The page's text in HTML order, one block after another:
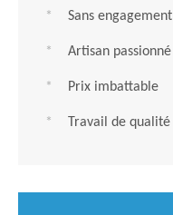
Sans engagement
Artisan passionné
Prix imbattable
Travail de qualité